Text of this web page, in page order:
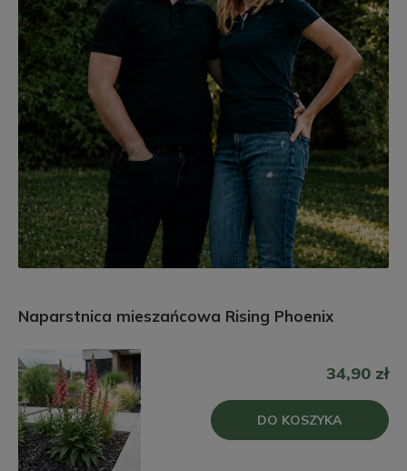
Naparstnica mieszańcowa Rising Phoenix
34,90 zł
DO KOSZYKA